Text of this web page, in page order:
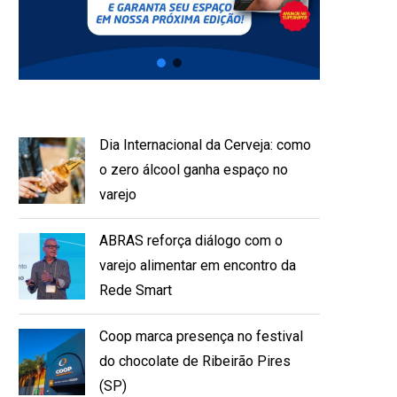
Dia Internacional da Cerveja: como
o zero álcool ganha espaço no
varejo
ABRAS reforça diálogo com o
varejo alimentar em encontro da
Rede Smart
Coop marca presença no festival
do chocolate de Ribeirão Pires
(SP)